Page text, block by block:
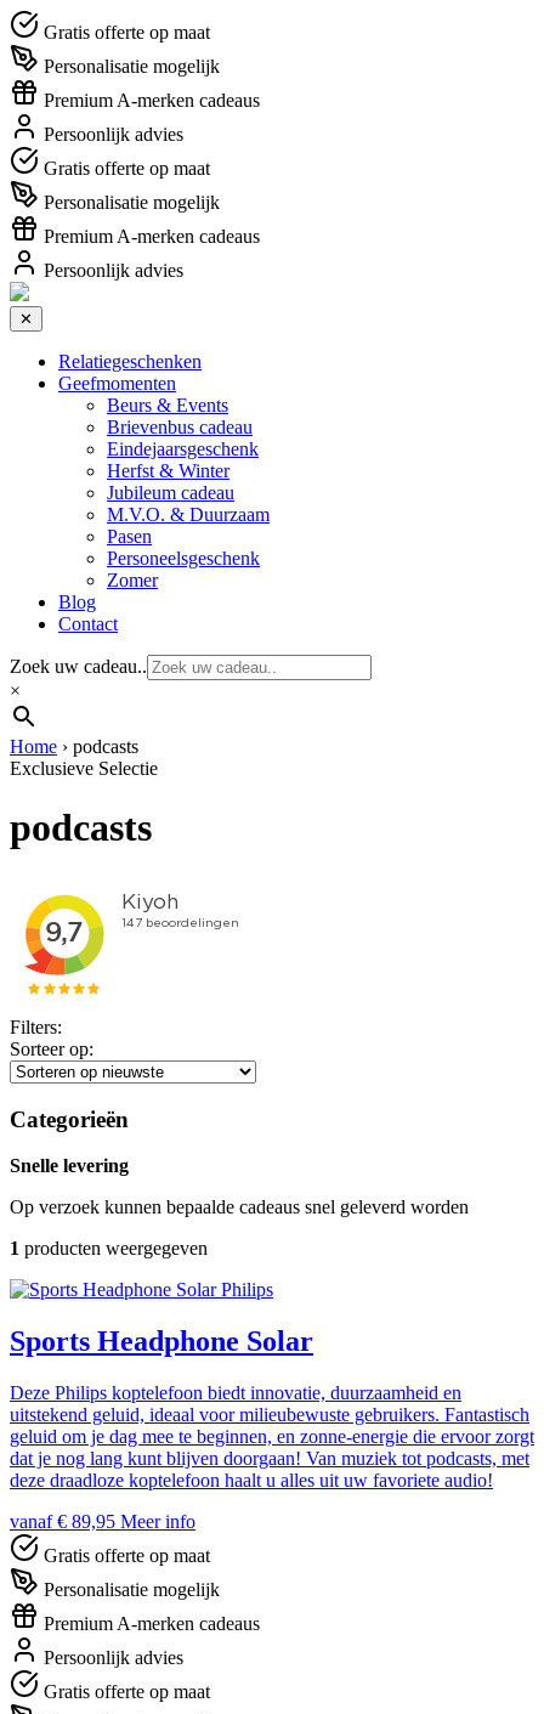
Gratis offerte op maat
Personalisatie mogelijk
Premium A-merken cadeaus
Persoonlijk advies
Gratis offerte op maat
Personalisatie mogelijk
Premium A-merken cadeaus
Persoonlijk advies
✕
Relatiegeschenken
Geefmomenten
Beurs & Events
Brievenbus cadeau
Eindejaarsgeschenk
Herfst & Winter
Jubileum cadeau
M.V.O. & Duurzaam
Pasen
Personeelsgeschenk
Zomer
Blog
Contact
Zoek uw cadeau..
×
Home › podcasts
Exclusieve Selectie
podcasts
Filters:
Sorteer op:
Categorieën
Snelle levering
Op verzoek kunnen bepaalde cadeaus snel geleverd worden
1 producten weergegeven
Philips
Sports Headphone Solar
Deze Philips koptelefoon biedt innovatie, duurzaamheid en
uitstekend geluid, ideaal voor milieubewuste gebruikers. Fantastisch
geluid om je dag mee te beginnen, en zonne-energie die ervoor zorgt
dat je nog lang kunt blijven doorgaan! Van muziek tot podcasts, met
deze draadloze koptelefoon haalt u alles uit uw favoriete audio!
vanaf € 89,95 Meer info
Gratis offerte op maat
Personalisatie mogelijk
Premium A-merken cadeaus
Persoonlijk advies
Gratis offerte op maat